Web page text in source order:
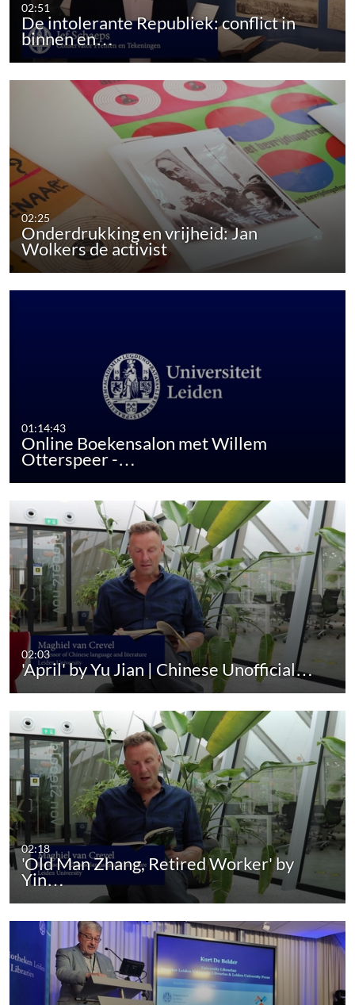
02:51
De intolerante Republiek: conflict in
binnen en…
02:25
Onderdrukking en vrijheid: Jan
Wolkers de activist
01:14:43
Online Boekensalon met Willem
Otterspeer -…
02:03
'April' by Yu Jian | Chinese Unofficial…
02:18
'Old Man Zhang, Retired Worker' by
Yin…